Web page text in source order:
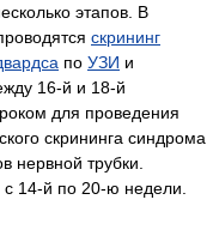
этапов. В
скрининг
по УЗИ и
16-й и 18-й
для проведения
скрининга синдрома
нервной трубки.
с 14-й по 20-ю недели.